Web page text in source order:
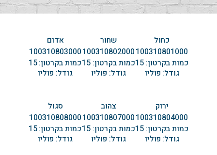
כחול
100310801000
כמות בקרטון: 15
גודל: פוליו
שחור
100310802000
כמות בקרטון: 15
גודל: פוליו
אדום
100310803000
כמות בקרטון:15
גודל: פוליו
ירוק
100310804000
כמות בקרטון: 15
גודל: פוליו
צהוב
100310807000
כמות בקרטון: 15
גודל: פוליו
סגול
100310808000
כמות בקרטון:15
גודל: פוליו